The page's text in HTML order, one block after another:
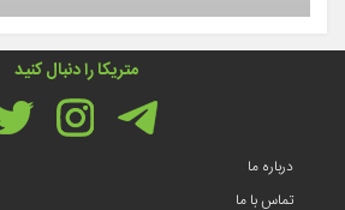
متریکا را دنبال کنید
درباره ما
تماس با ما